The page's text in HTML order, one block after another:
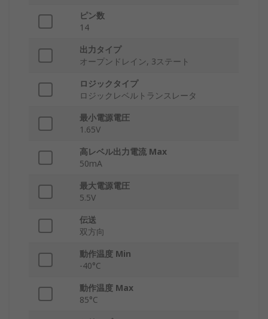
ピン数
14
出力タイプ
オープンドレイン, 3ステート
ロジックタイプ
ロジックレベルトランスレータ
最小電源電圧
1.65V
高レベル出力電流 Max
50mA
最大電源電圧
5.5V
伝送
双方向
動作温度 Min
-40°C
動作温度 Max
85°C